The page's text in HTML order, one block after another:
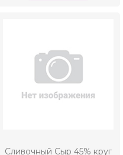
Сливочный Сыр 45% круг